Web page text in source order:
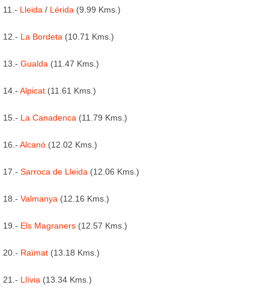
11.- Lleida / Lérida (9.99 Kms.)
12.- La Bordeta (10.71 Kms.)
13.- Gualda (11.47 Kms.)
14.- Alpicat (11.61 Kms.)
15.- La Canadenca (11.79 Kms.)
16.- Alcanó (12.02 Kms.)
17.- Sarroca de Lleida (12.06 Kms.)
18.- Valmanya (12.16 Kms.)
19.- Els Magraners (12.57 Kms.)
20.- Raïmat (13.18 Kms.)
21.- Llívia (13.34 Kms.)